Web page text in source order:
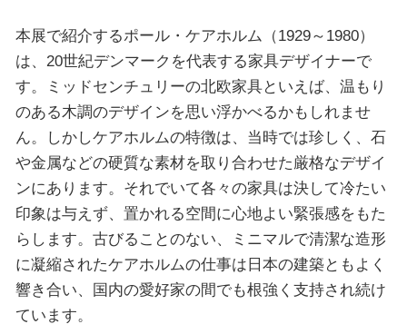
本展で紹介するポール・ケアホルム（1929～1980）
は、20世紀デンマークを代表する家具デザイナーで
す。ミッドセンチュリーの北欧家具といえば、温もり
のある木調のデザインを思い浮かべるかもしれませ
ん。しかしケアホルムの特徴は、当時では珍しく、石
や金属などの硬質な素材を取り合わせた厳格なデザイ
ンにあります。それでいて各々の家具は決して冷たい
印象は与えず、置かれる空間に心地よい緊張感をもた
らします。古びることのない、ミニマルで清潔な造形
に凝縮されたケアホルムの仕事は日本の建築ともよく
響き合い、国内の愛好家の間でも根強く支持され続け
ています。